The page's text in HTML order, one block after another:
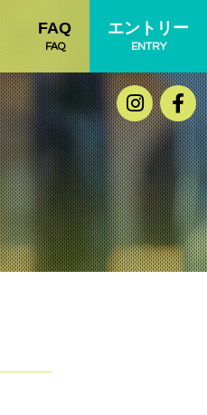
FAQ
FAQ
エントリー
ENTRY